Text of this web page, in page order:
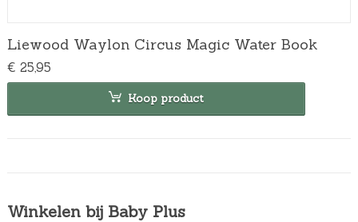
Liewood Waylon Circus Magic Water Book
€ 25,95
Koop product
Winkelen bij Baby Plus